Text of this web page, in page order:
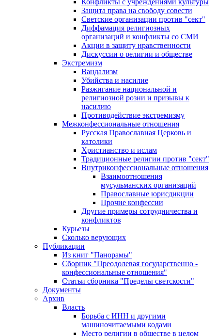
Конфликты с учреждениями культуры
Защита права на свободу совести
Светские организации против "сект"
Диффамация религиозных
организаций и конфликты со СМИ
Акции в защиту нравственности
Дискуссии о религии и обществе
Экстремизм
Вандализм
Убийства и насилие
Разжигание национальной и
религиозной розни и призывы к
насилию
Противодействие экстремизму
Межконфессиональные отношения
Русская Православная Церковь и
католики
Христианство и ислам
Традиционные религии против "сект"
Внутриконфессиональные отношения
Взаимоотношения
мусульманских организаций
Православные юрисдикции
Прочие конфессии
Другие примеры сотрудничества и
конфликтов
Курьезы
Сколько верующих
Публикации
Из книг "Панорамы"
Сборник "Преодолевая государственно -
конфессиональные отношения"
Статьи сборника "Пределы светскости"
Документы
Архив
Власть
Борьба с ИНН и другими
машиночитаемыми кодами
Место религии в обществе в целом